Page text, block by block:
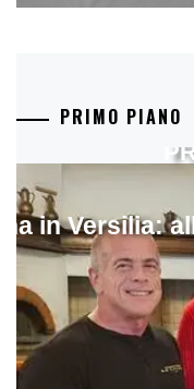
PRIMO PIANO
in Versilia: